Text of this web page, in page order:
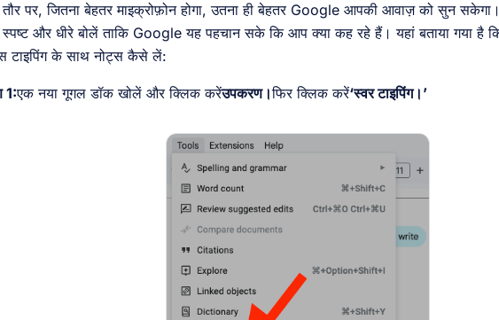
पर, जितना बेहतर माइक्रोफ़ोन होगा, उतना ही बेहतर Google आपकी आवाज़ को सुन सकेगा।
और धीरे बोलें ताकि Google यह पहचान सके कि आप क्या कह रहे हैं। यहां बताया गया है
टाइपिंग के साथ नोट्स कैसे लें:
1:एक नया गूगल डॉक खोलें और क्लिक करेंउपकरण।फिर क्लिक करें‘स्वर टाइपिंग।’